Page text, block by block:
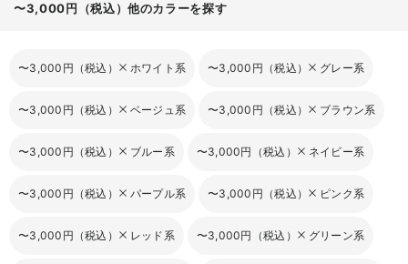
〜3,000円（税込）他のカラーを探す
〜3,000円（税込） ホワイト系 〜3,000円（税込） グレー系
〜3,000円（税込） ベージュ系 〜3,000円（税込） ブラウン系
〜3,000円（税込） ブルー系 〜3,000円（税込） ネイビー系
〜3,000円（税込） パープル系 〜3,000円（税込） ピンク系
〜3,000円（税込） レッド系 〜3,000円（税込） グリーン系